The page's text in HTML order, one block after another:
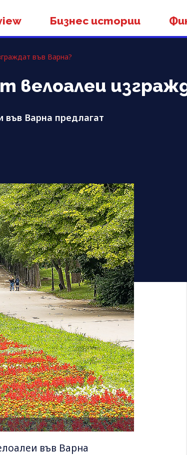
Бизнес истории
във Варна?
велоалеи
Варна предлагат
във Варна